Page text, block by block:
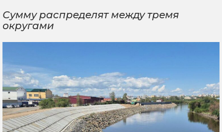
Сумму распределят между тремя
округами